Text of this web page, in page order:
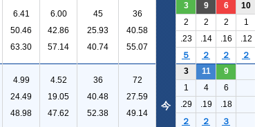
6.41
50.46
63.30
6.00
42.86
57.14
45
25.93
40.74
36
40.58
55.07
3 9 6 10
2 2 2 1
.23
.14 .16 .12
５
２ ２ ２
4.99
24.49
48.98
4.52
19.05
47.62
36
40.48
52.38
72
27.59
49.14
3 11 9
1 4 6
.29
.19 .18
２
２ ３
今